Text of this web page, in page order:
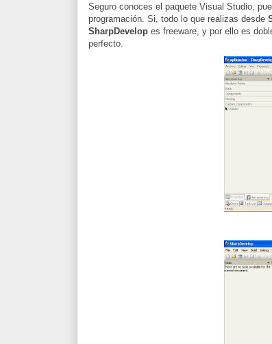
Seguro conoces el paquete Visual Studio,
programación. Si, todo lo que realizas desde
SharpDevelop es freeware , y por ello es
perfecto.